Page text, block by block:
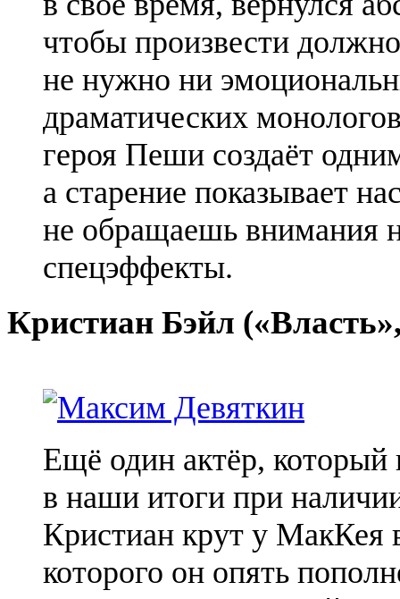
чтобы произвести
не нужно ни
драматических
героя Пеши создаёт
а старение показывает
не обращаешь внимания
спецэффекты.
Кристиан Бэйл
Ещё один актёр, который
в наши итоги при
Кристиан крут у МакКея
которого он опять